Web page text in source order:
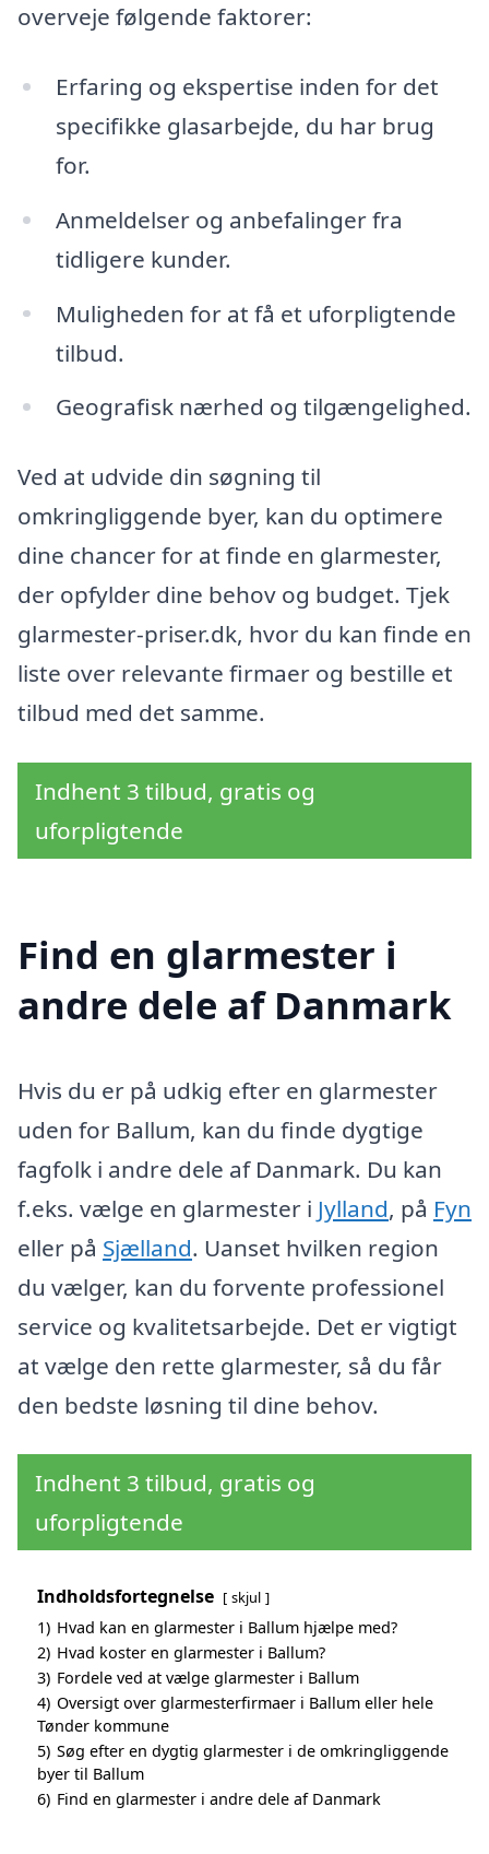
overveje følgende faktorer:
Erfaring og ekspertise inden for det
specifikke glasarbejde, du har brug
for.
Anmeldelser og anbefalinger fra
tidligere kunder.
Muligheden for at få et uforpligtende
tilbud.
Geografisk nærhed og tilgængelighed.
Ved at udvide din søgning til
omkringliggende byer, kan du optimere
dine chancer for at finde en glarmester,
der opfylder dine behov og budget. Tjek
glarmester-priser.dk, hvor du kan finde en
liste over relevante firmaer og bestille et
tilbud med det samme.
Indhent 3 tilbud, gratis og
uforpligtende
Find en glarmester i
andre dele af Danmark
Hvis du er på udkig efter en glarmester
uden for Ballum, kan du finde dygtige
fagfolk i andre dele af Danmark. Du kan
f.eks. vælge en glarmester i Jylland, på Fyn
eller på Sjælland. Uanset hvilken region
du vælger, kan du forvente professionel
service og kvalitetsarbejde. Det er vigtigt
at vælge den rette glarmester, så du får
den bedste løsning til dine behov.
Indhent 3 tilbud, gratis og
uforpligtende
Indholdsfortegnelse skjul
1) Hvad kan en glarmester i Ballum hjælpe med?
2) Hvad koster en glarmester i Ballum?
3) Fordele ved at vælge glarmester i Ballum
4) Oversigt over glarmesterfirmaer i Ballum eller hele
Tønder kommune
5) Søg efter en dygtig glarmester i de omkringliggende
byer til Ballum
6) Find en glarmester i andre dele af Danmark